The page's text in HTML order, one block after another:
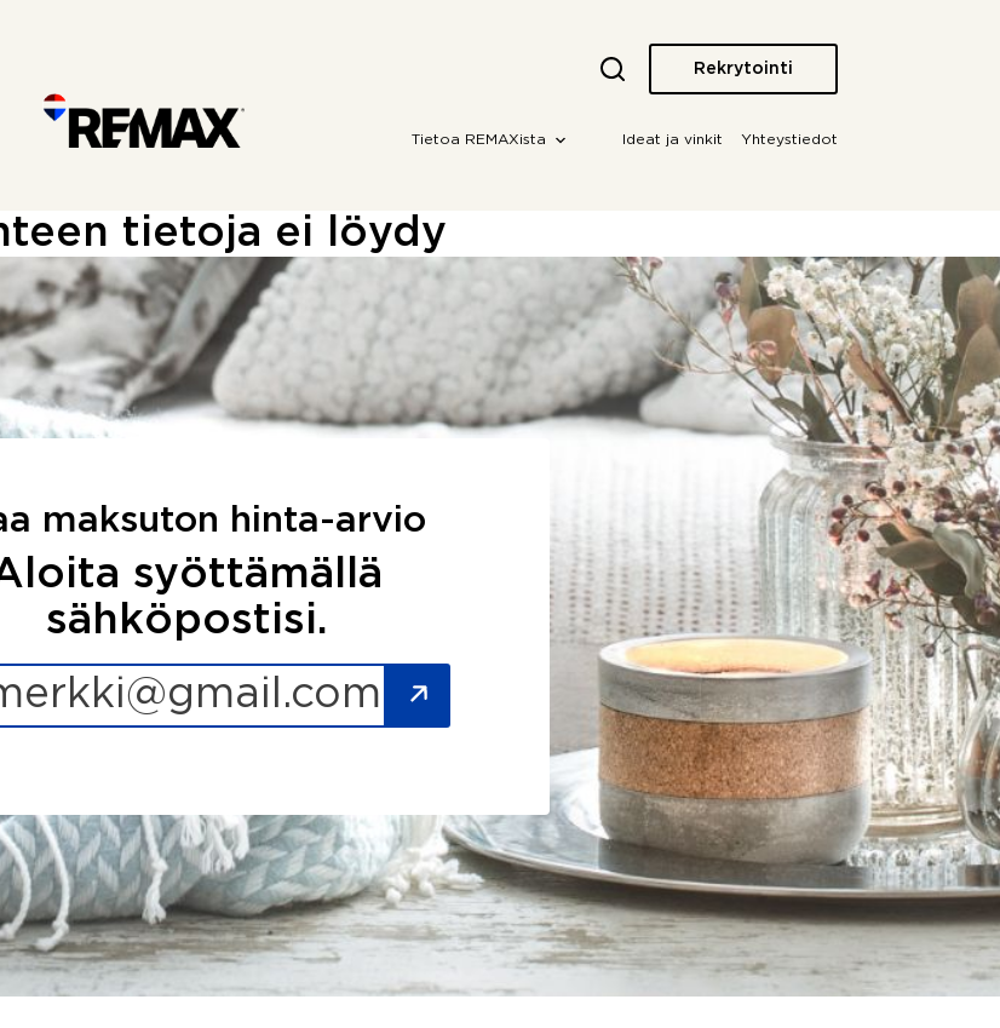
Rekrytointi
Tietoa REMAXista Ideat ja vinkit Yhteystiedot
tietoja ei löydy
maksuton hinta-arvio
syöttämällä
sähköpostisi.